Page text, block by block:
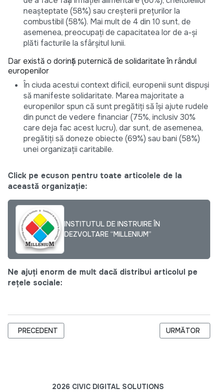
neașteptate (58%) sau creșterii prețurilor la
combustibil (58%). Mai mult de 4 din 10 sunt, de
asemenea, preocupați de capacitatea lor de a-și
plăti facturile la sfârșitul lunii.
Dar există o dorință puternică de solidaritate în rândul
europenilor
În ciuda acestui context dificil, europenii sunt dispuși
să manifeste solidaritate. Marea majoritate a
europenilor spun că sunt pregătiți să își ajute rudele
din punct de vedere financiar (75%, inclusiv 30%
care deja fac acest lucru), dar sunt, de asemenea,
pregătiți să doneze obiecte (69%) sau bani (58%)
unei organizații caritabile.
Click pe ecuson pentru toate articolele de la
această organizație:
INSTITUTUL DE INSTRUIRE ÎN
DEZVOLTARE “MILLENIUM”
Ne ajuți enorm de mult dacă distribui articolul pe
rețele sociale:
ARTICOL PRECEDENT: SUSȚINERE CONTINUĂ PENTRU
PRECEDENT ARTICOLUL
URMĂTOR
2026 CIVIC DIGITAL SOLUTIONS